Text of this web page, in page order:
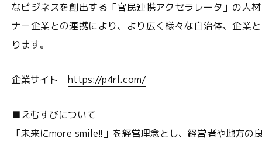
なビジネスを創出する「官民連携アクセラレータ」の人
ナー企業との連携により、より広く様々な自治体、企業
ります。
企業サイト https://p4rl.com/
■えむすびについて
「未来にmore smile!!」を経営理念とし、経営者や地方の